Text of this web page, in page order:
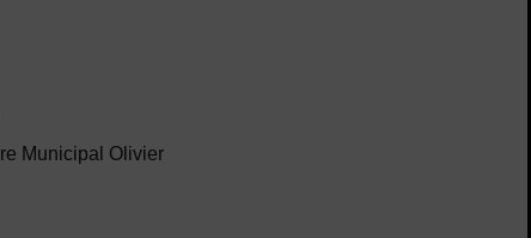
Municipal Olivier